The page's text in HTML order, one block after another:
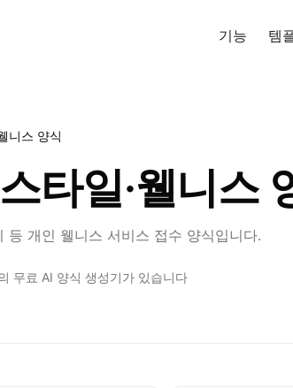
기능 템
니스 양식
타일·웰니스
등 개인 웰니스 서비스 접수 양식입니다.
무료 AI 양식 생성기가 있습니다